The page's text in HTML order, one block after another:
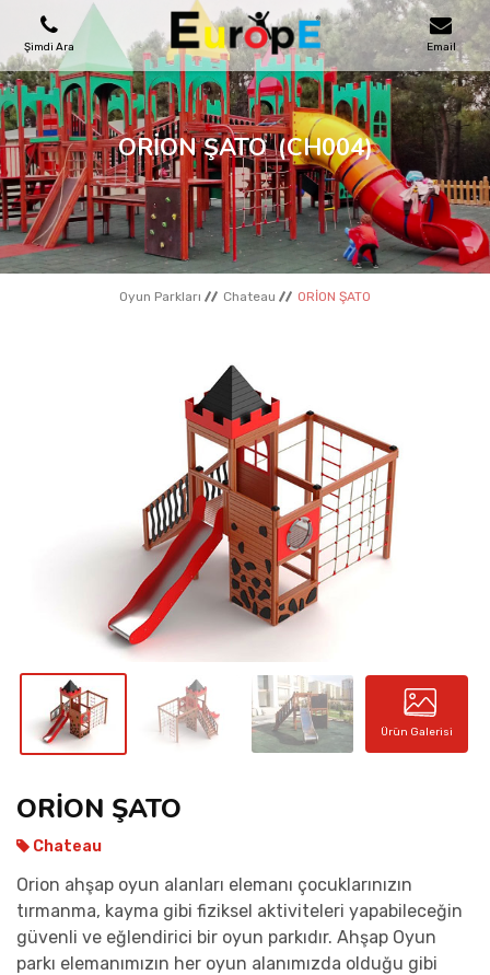
Şimdi Ara Email
OYUN PARKLARI
SKATEPARKLAR
AHŞAP EVLER
KENT MOBILYALARI
ORİON ŞATO (CH004)
Oyun Parkları Chateau ORİON ŞATO
Ürün Galerisi
ORİON ŞATO
Chateau
Orion ahşap oyun alanları elemanı çocuklarınızın
tırmanma, kayma gibi fiziksel aktiviteleri yapabileceğin
güvenli ve eğlendirici bir oyun parkıdır. Ahşap Oyun
parkı elemanımızın her oyun alanımızda olduğu gibi